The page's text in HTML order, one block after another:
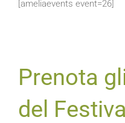
[ameliaevents event=26]
Prenota
del Festival